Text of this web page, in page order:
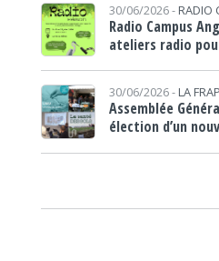
30/06/2026 - RADIO
Radio Campus
ateliers radio
30/06/2026 - LA FRAP
Assemblée
élection d’un